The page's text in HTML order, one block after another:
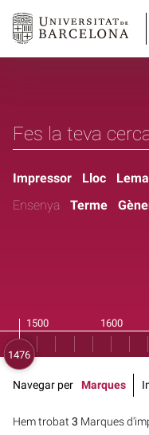
Impressor Lloc
Lema
Ensenya
Terme
Hem trobat 3 Marques
Navegar per Marques